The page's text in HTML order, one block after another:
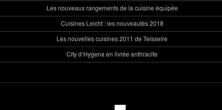
Les nouveaux rangements de la cuisine équipée
Cuisines Leicht : les nouveautés 2018
Les nouvelles cuisines 2011 de Teisseire
City d’Hygena en livrée anthracite